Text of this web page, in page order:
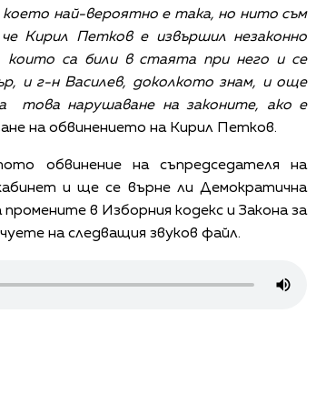
най-вероятно е така, но нито съм
Кирил Петков е извършил незаконно
са били в стаята при него и се
и г-н Василев, доколкото знам, и още
това нарушаване на законите, ако е
на обвинението на Кирил Петков.
обвинение на съпредседателя на
и ще се върне ли Демократична
в Изборния кодекс и Закона за
на следващия звуков файл.